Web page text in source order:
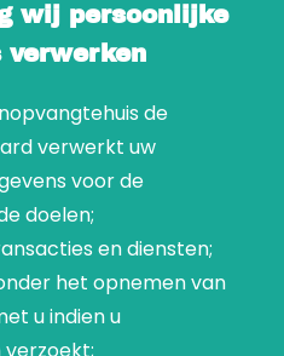
wij persoonlijke
verwerken
de
verwerkt uw
voor de
doelen;
en diensten;
het opnemen van
u indien u